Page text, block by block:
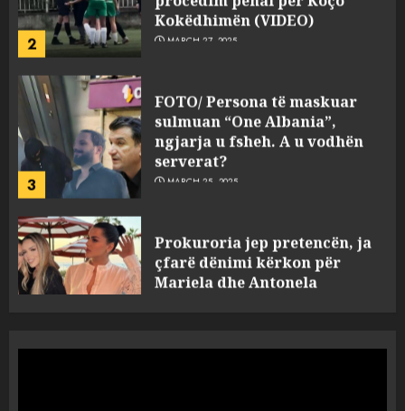
3
ngjarja u fsheh. A u vodhën
serverat?
MARCH 25, 2025
4
Mariela dhe Antonela
Berishën
MARCH 25, 2025